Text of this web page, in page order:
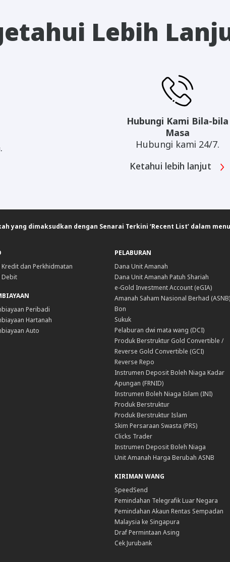
Lebih
Hubungi Kami Bila-bila
Masa
Hubungi kami 24/7.
Ketahui lebih lanjut
yang dimaksudkan dengan Senarai Terkini ‘Recent List’ dalam
Kredit dan Perkhidmatan
Debit
Peribadi
Hartanah
Auto
PELABURAN
Dana Unit Amanah
Dana Unit Amanah Patuh Shariah
e-Gold Investment Account (eGIA)
Amanah Saham Nasional Berhad (ASNB)
Bon
Sukuk
Pelaburan dwi mata wang (DCI)
Produk Berstruktur Gold Convertible /
Reverse Gold Convertible (GCI)
Reverse Repo
Instrumen Deposit Boleh Niaga Kadar
Apungan (FRNID)
Instrumen Boleh Niaga Islam (INI)
Produk Berstruktur
Produk Berstruktur Islam
Skim Persaraan Swasta (PRS)
Clicks Trader
Instrumen Deposit Boleh Niaga
Unit Amanah Harga Berubah ASNB
KIRIMAN WANG
SpeedSend
Pemindahan Telegrafik Luar Negara
Pemindahan Akaun Rentas Sempadan
Malaysia ke Singapura
Draf Permintaan Asing
Cek Jurubank